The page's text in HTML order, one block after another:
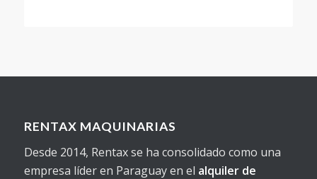
RENTAX MAQUINARIAS
Desde 2014, Rentax se ha consolidado como una
empresa líder en Paraguay en el alquiler de